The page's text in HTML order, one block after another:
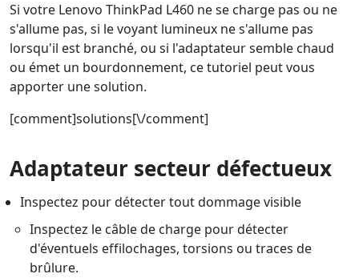
Si votre Lenovo ThinkPad L460 ne se charge pas ou ne
s'allume pas, si le voyant lumineux ne s'allume pas
lorsqu'il est branché, ou si l'adaptateur semble chaud
ou émet un bourdonnement, ce tutoriel peut vous
apporter une solution.
[comment]solutions[\/comment]
Adaptateur secteur défectueux
Inspectez pour détecter tout dommage visible
Inspectez le câble de charge pour détecter
d'éventuels effilochages, torsions ou traces de
brûlure.